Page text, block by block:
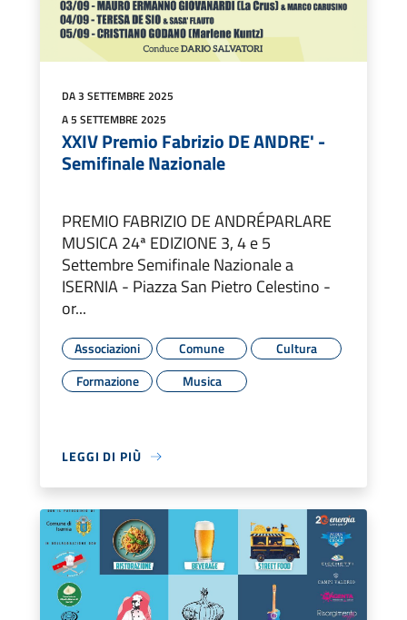
DA 3 SETTEMBRE 2025
A 5 SETTEMBRE 2025
XXIV Premio Fabrizio DE ANDRE' -
Semifinale Nazionale
PREMIO FABRIZIO DE ANDRÉPARLARE
MUSICA 24ª EDIZIONE 3, 4 e 5
Settembre Semifinale Nazionale a
ISERNIA - Piazza San Pietro Celestino -
or...
Associazioni Comune
Cultura
Formazione
Musica
LEGGI DI PIÙ